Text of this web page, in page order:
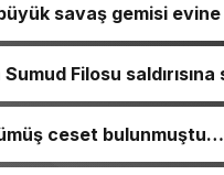
savaş gemisi
Filosu
ceset